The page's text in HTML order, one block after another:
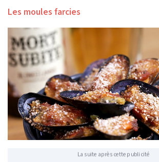
Les moules farcies
La suite après cette publicité